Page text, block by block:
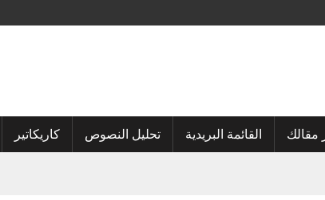
مقالك القائمة البريدية تحليل النصوص كاريكاتير